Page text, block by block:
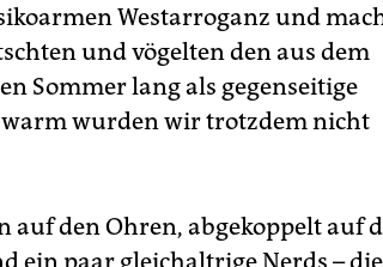
Westarroganz und
und vögelten den aus dem
Sommer lang als gegenseitige
wurden wir trotzdem nicht
auf den Ohren, abgekoppelt auf
ein paar gleichaltrige Nerds – die